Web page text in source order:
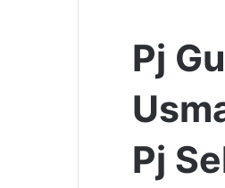
Pj
Pj